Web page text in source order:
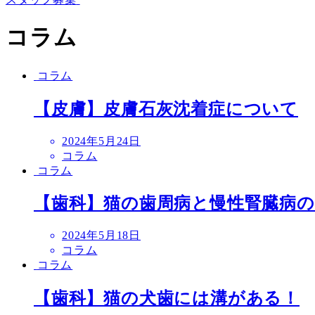
コラム
コラム
【皮膚】皮膚石灰沈着症について
投
稿
日
2024年5月24日
コラム
コラム
【歯科】猫の歯周病と慢性腎臓病
投
稿
日
2024年5月18日
コラム
コラム
【歯科】猫の犬歯には溝がある！